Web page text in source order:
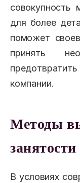
совокупность
для более
поможет
принять
компании.
Методы
занятости
В условиях